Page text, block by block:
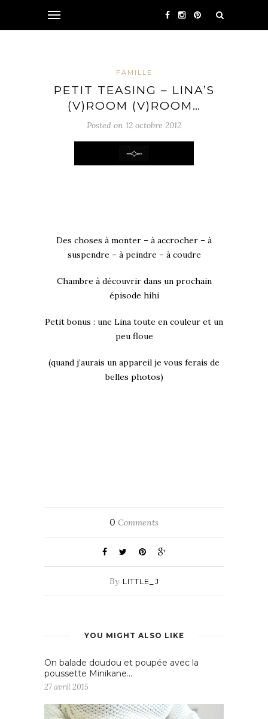
FAMILLE
PETIT TEASING – LINA’S
(V)ROOM (V)ROOM…
Posted on 12 octobre 2012
Des choses à monter – à accrocher – à
suspendre – à peindre – à coudre
Chambre à découvrir dans un prochain
épisode hihi
Petit bonus : une Lina toute en couleur et un
peu floue
(quand j’aurais un appareil je vous ferais de
belles photos)
0 Comments
By LITTLE_J
YOU MIGHT ALSO LIKE
On balade doudou et poupée avec la
poussette Minikane…
27 avril 2015